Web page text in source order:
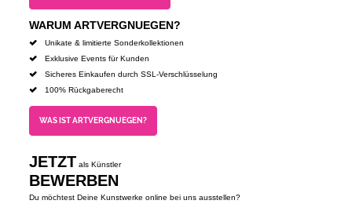
WARUM ARTVERGNUEGEN?
Unikate & limitierte Sonderkollektionen
Exklusive Events für Kunden
Sicheres Einkaufen durch SSL-Verschlüsselung
100% Rückgaberecht
WAS IST ARTVERGNUEGEN?
JETZT als Künstler
BEWERBEN
Du möchtest Deine Kunstwerke online bei uns ausstellen?